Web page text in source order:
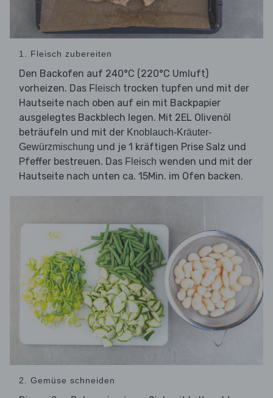
1. Fleisch zubereiten
Den Backofen auf 240°C (220°C Umluft)
vorheizen. Das Fleisch trocken tupfen und mit der
Hautseite nach oben auf ein mit Backpapier
ausgelegtes Backblech legen. Mit 2EL Olivenöl
beträufeln und mit der Knoblauch-Kräuter-
Gewürzmischung und je 1 kräftigen Prise Salz und
Pfeffer bestreuen. Das Fleisch wenden und mit der
Hautseite nach unten ca. 15Min. im Ofen backen.
2. Gemüse schneiden